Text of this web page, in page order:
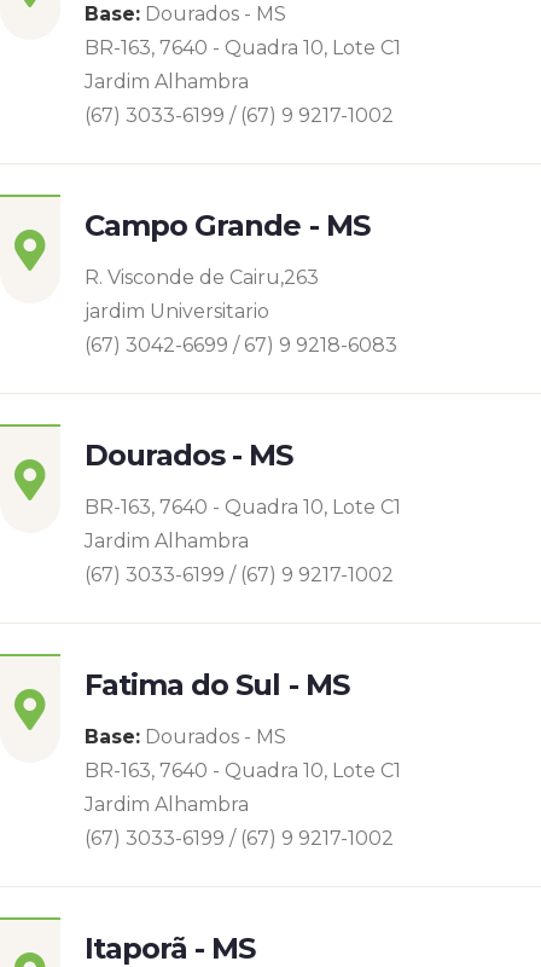
Base: Dourados - MS
BR-163, 7640 - Quadra 10, Lote C1
Jardim Alhambra
(67) 3033-6199 / (67) 9 9217-1002
Campo Grande - MS
R. Visconde de Cairu,263
jardim Universitario
(67) 3042-6699 / 67) 9 9218-6083
Dourados - MS
BR-163, 7640 - Quadra 10, Lote C1
Jardim Alhambra
(67) 3033-6199 / (67) 9 9217-1002
Fatima do Sul - MS
Base: Dourados - MS
BR-163, 7640 - Quadra 10, Lote C1
Jardim Alhambra
(67) 3033-6199 / (67) 9 9217-1002
Itaporã - MS